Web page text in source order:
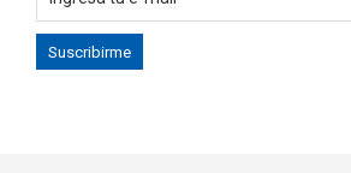
Suscribirme